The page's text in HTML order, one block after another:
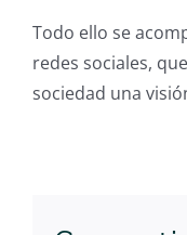
Todo ello se
redes sociales,
sociedad una